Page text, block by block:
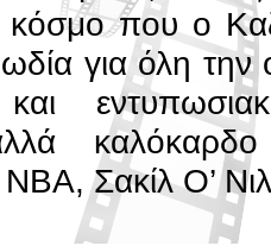
κόσμο που ο
για όλη την
Σακίλ Ο’